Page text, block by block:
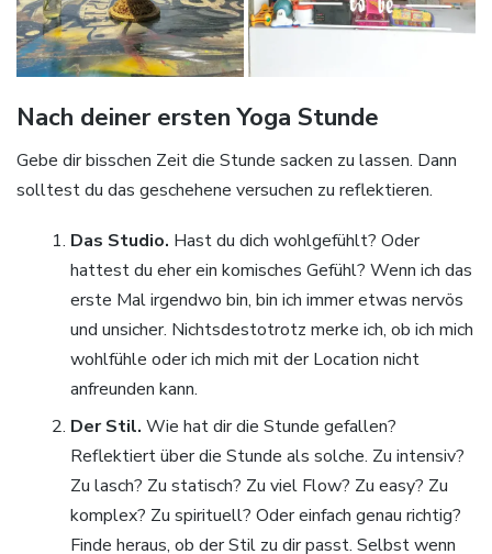
Nach deiner ersten Yoga Stunde
Gebe dir bisschen Zeit die Stunde sacken zu lassen. Dann
solltest du das geschehene versuchen zu reflektieren.
Das Studio. Hast du dich wohlgefühlt? Oder
hattest du eher ein komisches Gefühl? Wenn ich das
erste Mal irgendwo bin, bin ich immer etwas nervös
und unsicher. Nichtsdestotrotz merke ich, ob ich mich
wohlfühle oder ich mich mit der Location nicht
anfreunden kann.
Der Stil. Wie hat dir die Stunde gefallen?
Reflektiert über die Stunde als solche. Zu intensiv?
Zu lasch? Zu statisch? Zu viel Flow? Zu easy? Zu
komplex? Zu spirituell? Oder einfach genau richtig?
Finde heraus, ob der Stil zu dir passt. Selbst wenn